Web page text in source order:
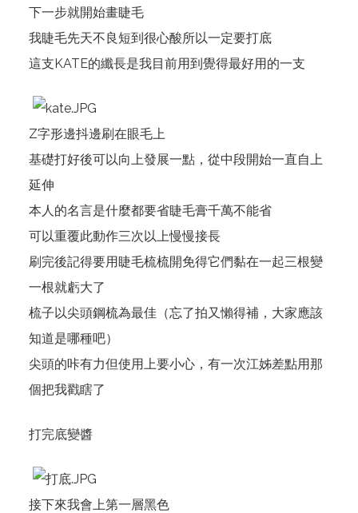
下一步就開始畫睫毛
我睫毛先天不良短到很心酸所以一定要打底
這支KATE的纖長是我目前用到覺得最好用的一支
Z字形邊抖邊刷在眼毛上
基礎打好後可以向上發展一點，從中段開始一直自上
延伸
本人的名言是什麼都要省睫毛膏千萬不能省
可以重覆此動作三次以上慢慢接長
刷完後記得要用睫毛梳梳開免得它們黏在一起三根變
一根就虧大了
梳子以尖頭鋼梳為最佳（忘了拍又懶得補，大家應該
知道是哪種吧）
尖頭的咔有力但使用上要小心，有一次江姊差點用那
個把我戳瞎了
打完底變醬
接下來我會上第一層黑色